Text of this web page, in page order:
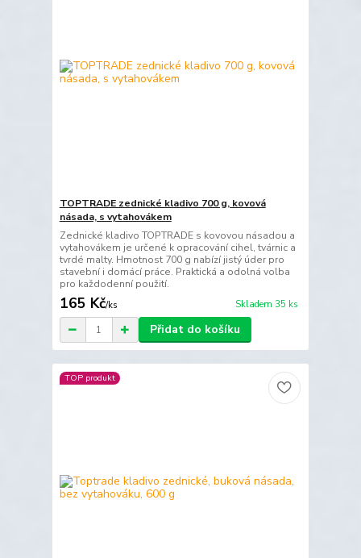
TOPTRADE zednické kladivo 700 g, kovová
násada, s vytahovákem
Zednické kladivo TOPTRADE s kovovou násadou a
vytahovákem je určené k opracování cihel, tvárnic a
tvrdé malty. Hmotnost 700 g nabízí jistý úder pro
stavební i domácí práce. Praktická a odolná volba
pro každodenní použití.
165 Kč/ks Skladem 35 ks
Přidat do košíku
TOP produkt